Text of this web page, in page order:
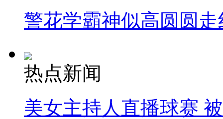
警花学霸神似高圆圆走
热点新闻
美女主持人直播球赛